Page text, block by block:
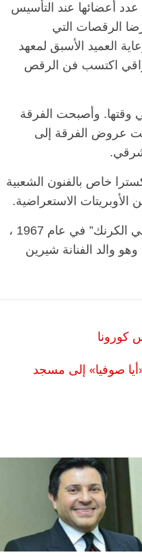
على مسرح الأزبكية في أغسطس عام 1959، وبلغ عدد أعضائها عند التأسيس
رضا الرقصات التي
العميد الأسبق لمعهد
اكتسب فن الرقص
وقتها. وأصبحت الفرقة
على إدارتها الشقيقان محمود وعلي رضا، وفي عام 1962 انتقلت عروض الفرقة إلى
خاص بالفنون الشعبية
الأوبريتات الاستعراضية.
وشارك رضا في 6 أفلام مصرية، على رأسها الفيلم الاستعراضي الغنائي “غرام في الكرنك” في عام 1967 ،
والد الفنانة شيرين
كورونا
صوفيا» إلى مسجد